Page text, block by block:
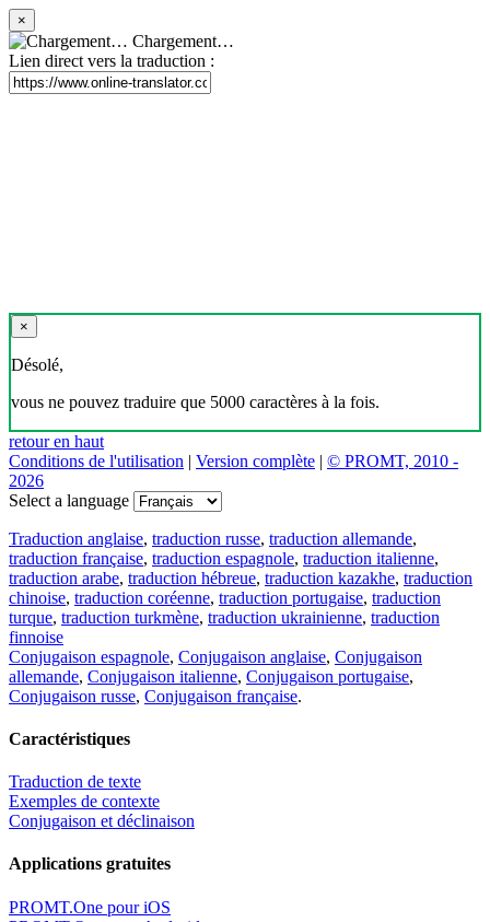
×
Chargement…
Lien direct vers la traduction :
×
Désolé,
vous ne pouvez traduire que 5000 caractères à la fois.
retour en haut
Conditions de l'utilisation | Version complète | © PROMT, 2010 -
2026
Select a language
Traduction anglaise, traduction russe, traduction allemande,
traduction française, traduction espagnole, traduction italienne,
traduction arabe, traduction hébreue, traduction kazakhe, traduction
chinoise, traduction coréenne, traduction portugaise, traduction
turque, traduction turkmène, traduction ukrainienne, traduction
finnoise
Conjugaison espagnole, Conjugaison anglaise, Conjugaison
allemande, Conjugaison italienne, Conjugaison portugaise,
Conjugaison russe, Conjugaison française.
Caractéristiques
Traduction de texte
Exemples de contexte
Conjugaison et déclinaison
Applications gratuites
PROMT.One pour iOS